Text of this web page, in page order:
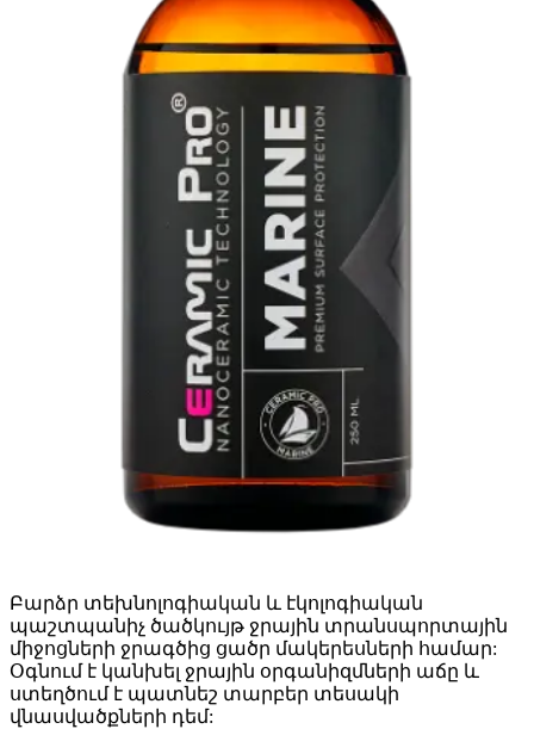
Բարձր տեխնոլոգիական և էկոլոգիական
պաշտպանիչ ծածկույթ ջրային տրանսպորտային
միջոցների ջրագծից ցածր մակերեսների համար:
Օգնում է կանխել ջրային օրգանիզմների աճը և
ստեղծում է պատնեշ տարբեր տեսակի
վնասվածքների դեմ: